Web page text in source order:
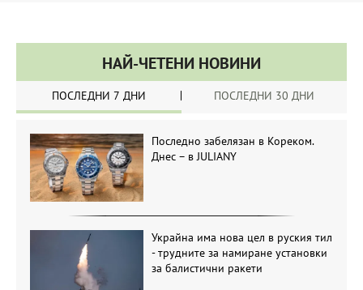
НАЙ-ЧЕТЕНИ НОВИНИ
ПОСЛЕДНИ 7 ДНИ ПОСЛЕДНИ 30 ДНИ
Последно забелязан в Кореком.
Днес – в JULIANY
Украйна има нова цел в руския тил
- трудните за намиране установки
за балистични ракети